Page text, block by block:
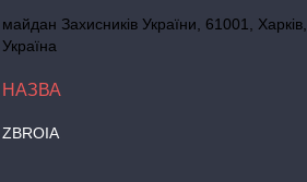
майдан Захисників України, 61001, Харків,
Україна
ZBROIA